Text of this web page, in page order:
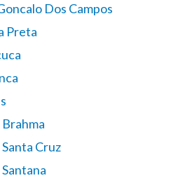
Dos Campos
Preta
Cruz